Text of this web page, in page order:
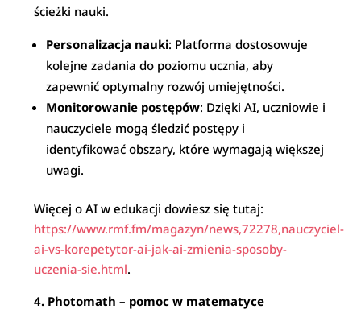
ścieżki nauki.
Personalizacja nauki: Platforma dostosowuje
kolejne zadania do poziomu ucznia, aby
zapewnić optymalny rozwój umiejętności.
Monitorowanie postępów: Dzięki AI, uczniowie i
nauczyciele mogą śledzić postępy i
identyfikować obszary, które wymagają większej
uwagi.
Więcej o AI w edukacji dowiesz się tutaj:
https://www.rmf.fm/magazyn/news,72278,nauczyciel-
ai-vs-korepetytor-ai-jak-ai-zmienia-sposoby-
uczenia-sie.html.
4. Photomath – pomoc w matematyce